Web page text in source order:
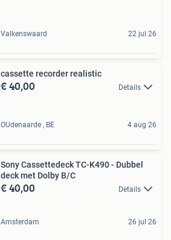
Valkenswaard 22 jul 26
cassette recorder realistic
€ 40,00 Details
OUdenaarde , BE 4 aug 26
Sony Cassettedeck TC-K490 - Dubbel
deck met Dolby B/C
€ 40,00 Details
Amsterdam 26 jul 26